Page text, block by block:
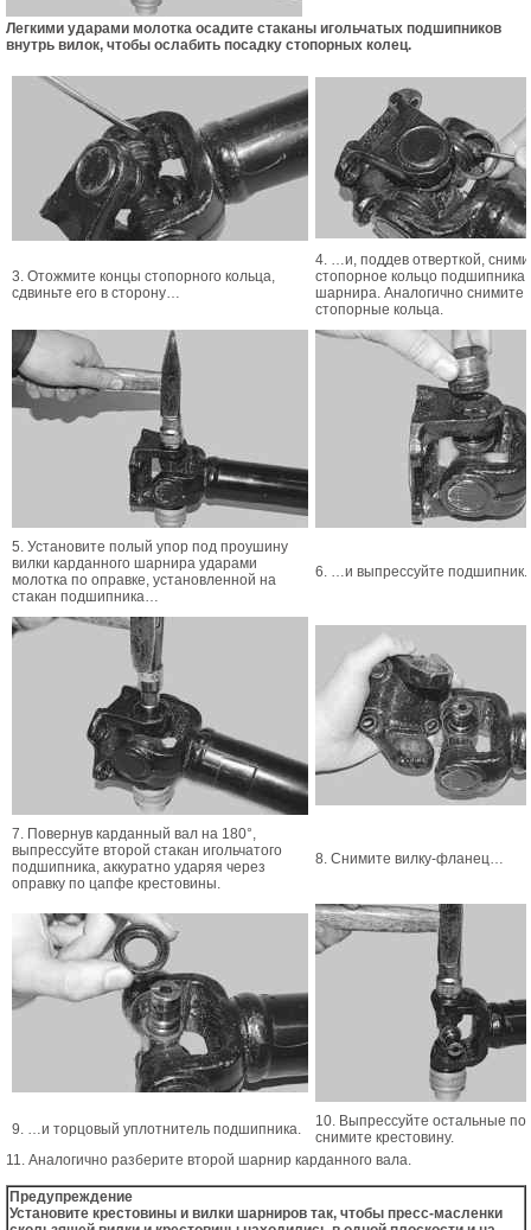
Легкими ударами молотка осадите стаканы игольчатых подшипников
внутрь вилок, чтобы ослабить посадку стопорных колец.
3. Отожмите концы стопорного кольца,
сдвиньте его в сторону…
4. …и, поддев отверткой,
стопорное кольцо подшипника
шарнира. Аналогично снимите
стопорные кольца.
5. Установите полый упор под проушину
вилки карданного шарнира ударами
молотка по оправке, установленной на
стакан подшипника…
6. …и выпрессуйте подшипник.
7. Повернув карданный вал на 180°,
выпрессуйте второй стакан игольчатого
подшипника, аккуратно ударяя через
оправку по цапфе крестовины.
8. Снимите вилку-фланец…
9. …и торцовый уплотнитель подшипника.
10. Выпрессуйте остальные
снимите крестовину.
11. Аналогично разберите второй шарнир карданного вала.
Предупреждение
Установите крестовины и вилки шарниров так, чтобы пресс-масленки